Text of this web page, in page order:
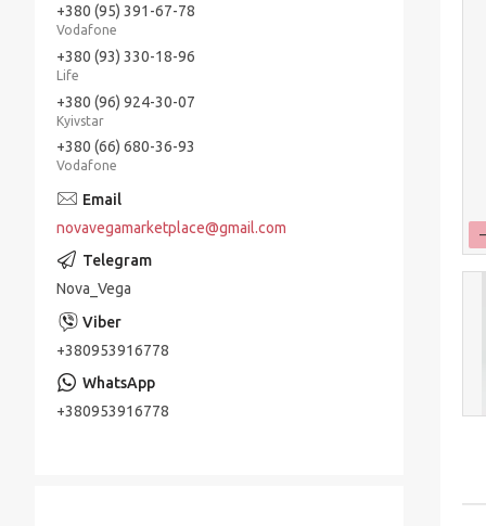
+380 (95) 391-67-78
Vodafone
+380 (93) 330-18-96
Life
+380 (96) 924-30-07
Kyivstar
+380 (66) 680-36-93
Vodafone
novavegamarketplace@gmail.com
Nova_Vega
+380953916778
+380953916778